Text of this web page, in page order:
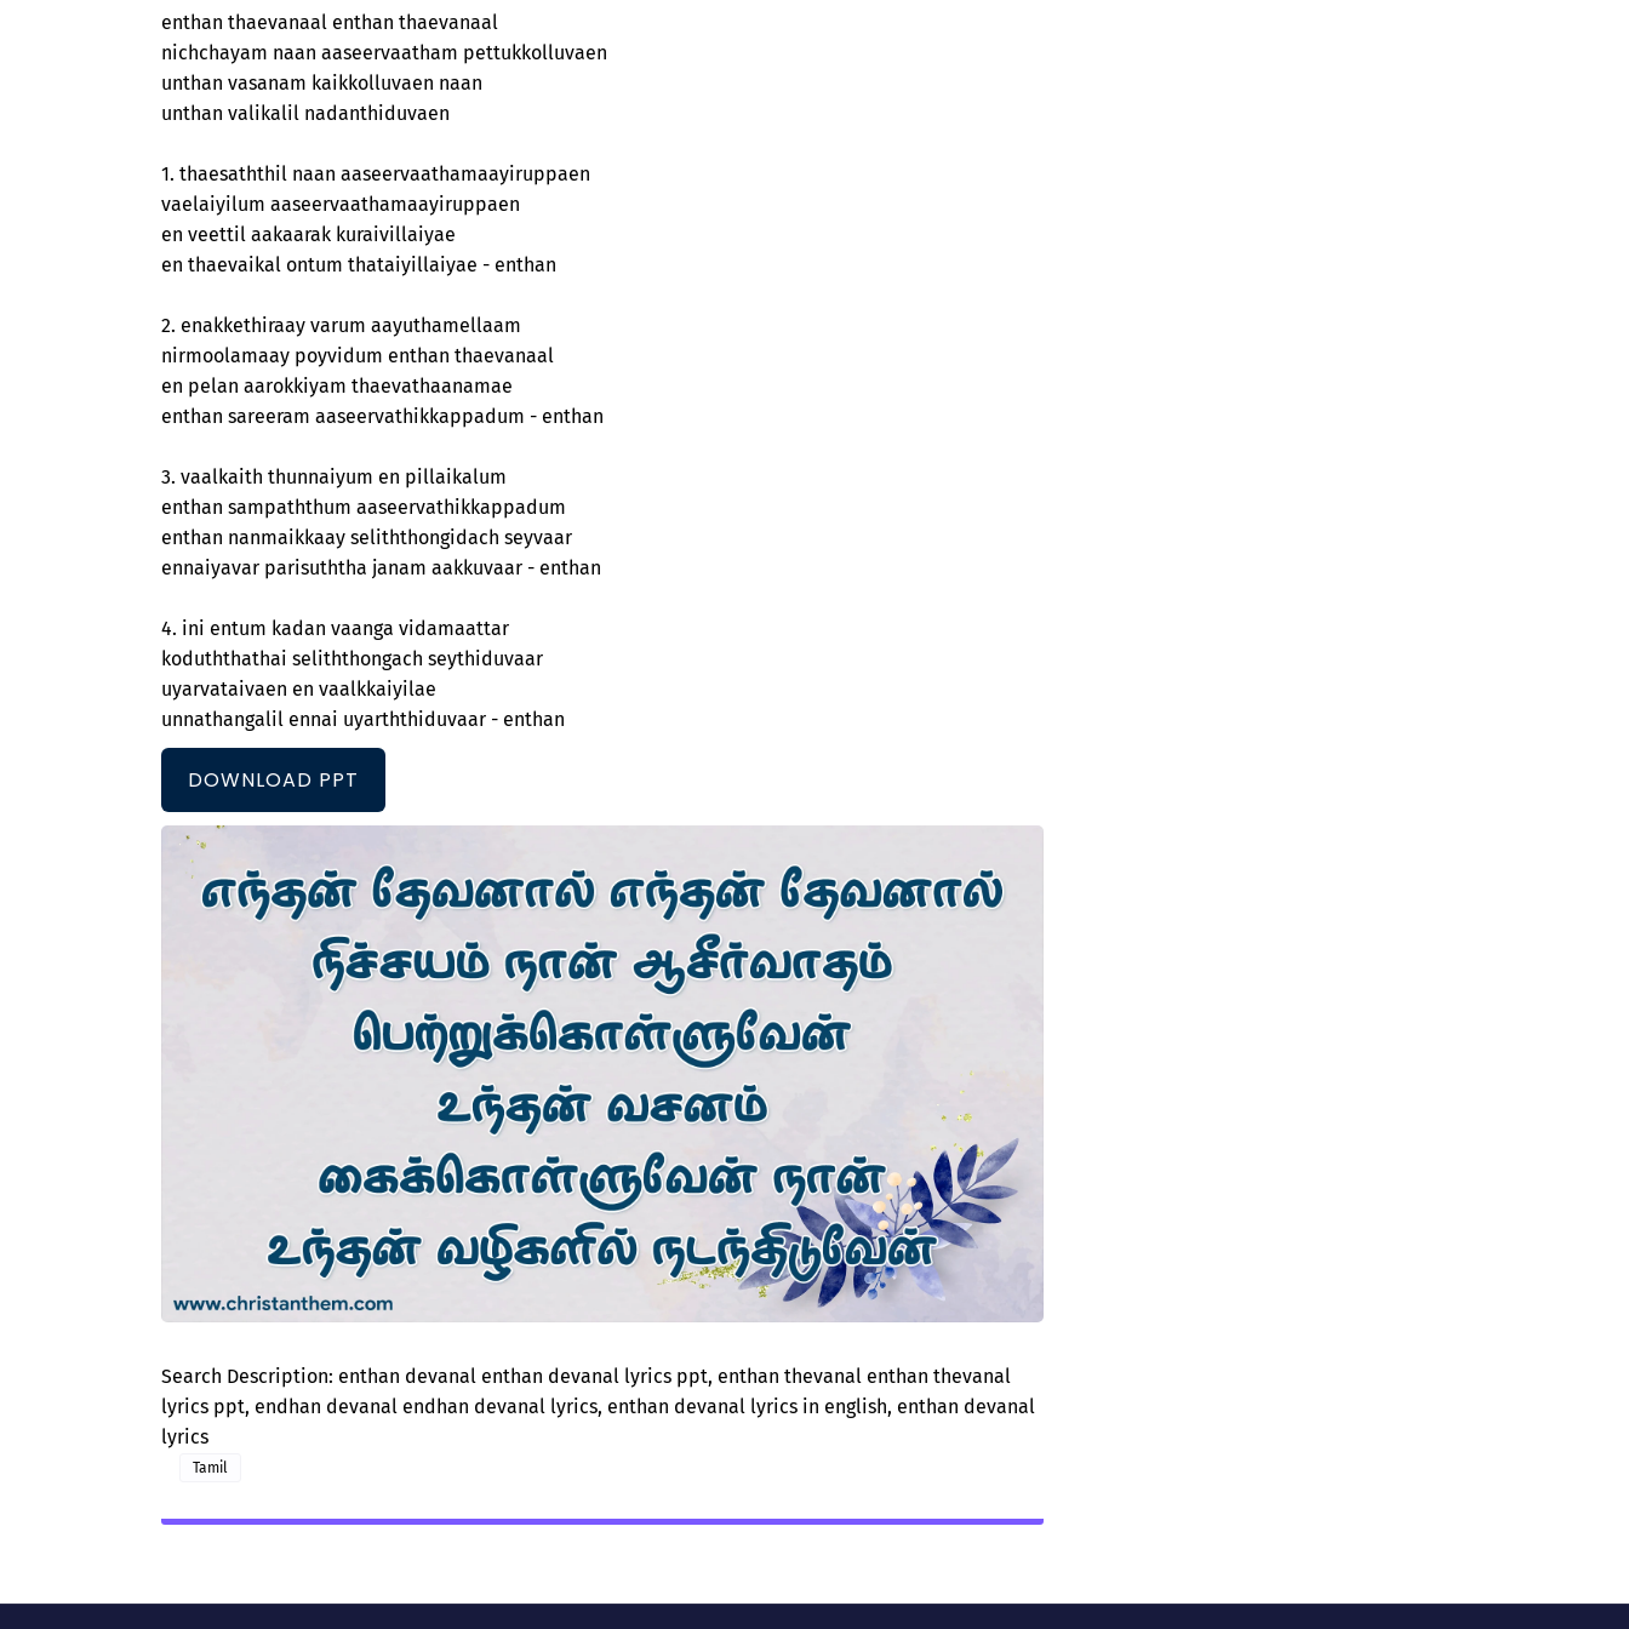
enthan thaevanaal enthan thaevanaal
nichchayam naan aaseervaatham pettukkolluvaen
unthan vasanam kaikkolluvaen naan
unthan valikalil nadanthiduvaen
1. thaesaththil naan aaseervaathamaayiruppaen
vaelaiyilum aaseervaathamaayiruppaen
en veettil aakaarak kuraivillaiyae
en thaevaikal ontum thataiyillaiyae - enthan
2. enakkethiraay varum aayuthamellaam
nirmoolamaay poyvidum enthan thaevanaal
en pelan aarokkiyam thaevathaanamae
enthan sareeram aaseervathikkappadum - enthan
3. vaalkaith thunnaiyum en pillaikalum
enthan sampaththum aaseervathikkappadum
enthan nanmaikkaay seliththongidach seyvaar
ennaiyavar parisuththa janam aakkuvaar - enthan
4. ini entum kadan vaanga vidamaattar
koduththathai seliththongach seythiduvaar
uyarvataivaen en vaalkkaiyilae
unnathangalil ennai uyarththiduvaar - enthan
DOWNLOAD PPT
Search Description: enthan devanal enthan devanal lyrics ppt, enthan thevanal enthan thevanal
lyrics ppt, endhan devanal endhan devanal lyrics, enthan devanal lyrics in english, enthan devanal
lyrics
Tamil